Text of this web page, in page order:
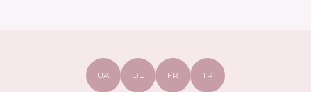
UA DE FR TR